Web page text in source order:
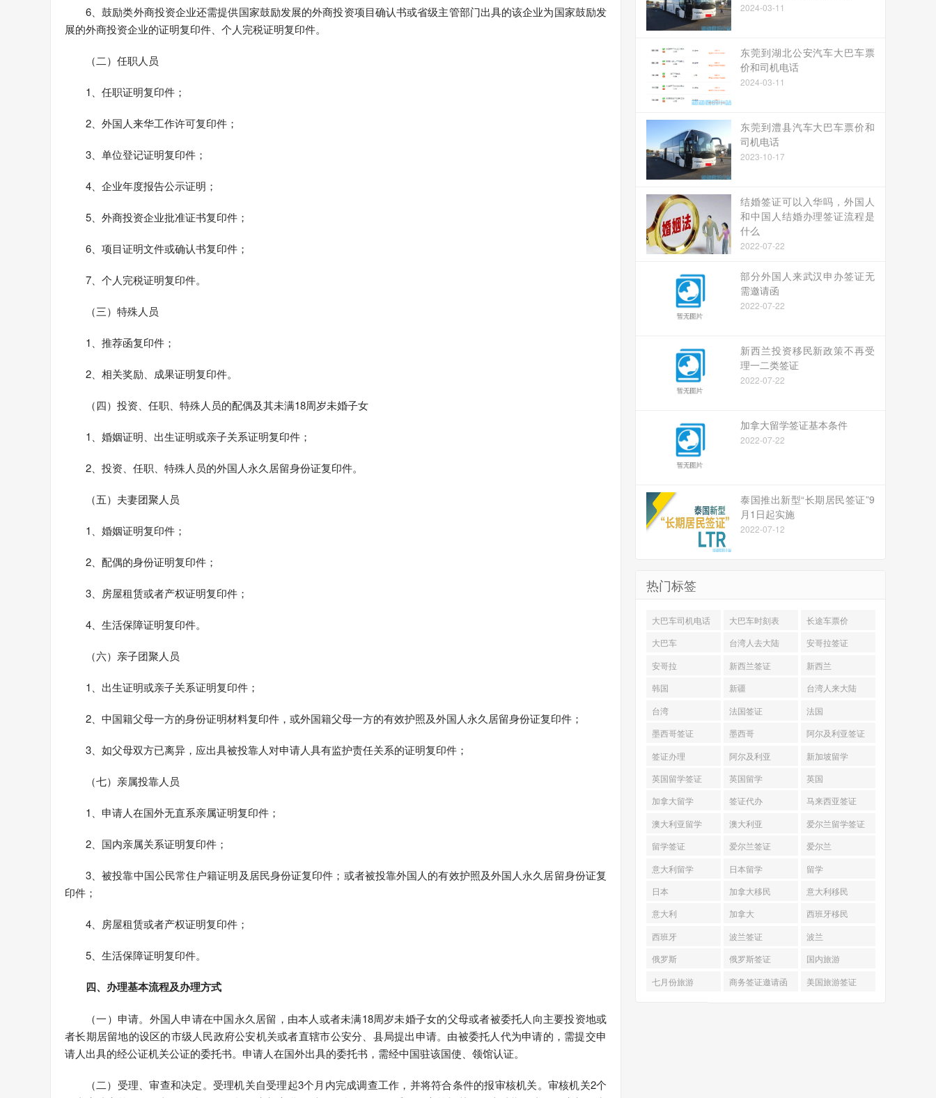
6、鼓励类外商投资企业还需提供国家鼓励发展的外商投资项目确认书或省级主管部门出具的该企业为国家鼓励发
展的外商投资企业的证明复印件、个人完税证明复印件。
（二）任职人员
1、任职证明复印件；
2、外国人来华工作许可复印件；
3、单位登记证明复印件；
4、企业年度报告公示证明；
5、外商投资企业批准证书复印件；
6、项目证明文件或确认书复印件；
7、个人完税证明复印件。
（三）特殊人员
1、推荐函复印件；
2、相关奖励、成果证明复印件。
（四）投资、任职、特殊人员的配偶及其未满18周岁未婚子女
1、婚姻证明、出生证明或亲子关系证明复印件；
2、投资、任职、特殊人员的外国人永久居留身份证复印件。
（五）夫妻团聚人员
1、婚姻证明复印件；
2、配偶的身份证明复印件；
3、房屋租赁或者产权证明复印件；
4、生活保障证明复印件。
（六）亲子团聚人员
1、出生证明或亲子关系证明复印件；
2、中国籍父母一方的身份证明材料复印件，或外国籍父母一方的有效护照及外国人永久居留身份证复印件；
3、如父母双方已离异，应出具被投靠人对申请人具有监护责任关系的证明复印件；
（七）亲属投靠人员
1、申请人在国外无直系亲属证明复印件；
2、国内亲属关系证明复印件；
3、被投靠中国公民常住户籍证明及居民身份证复印件；或者被投靠外国人的有效护照及外国人永久居留身份证复
印件；
4、房屋租赁或者产权证明复印件；
5、生活保障证明复印件。
四、办理基本流程及办理方式
（一）申请。外国人申请在中国永久居留，由本人或者未满18周岁未婚子女的父母或者被委托人向主要投资地或
者长期居留地的设区的市级人民政府公安机关或者直辖市公安分、县局提出申请。由被委托人代为申请的，需提交申
请人出具的经公证机关公证的委托书。申请人在国外出具的委托书，需经中国驻该国使、领馆认证。
（二）受理、审查和决定。受理机关自受理起3个月内完成调查工作，并将符合条件的报审核机关。审核机关2个
2024-03-11
东莞到湖北公安汽车大巴车票
价和司机电话
2024-03-11
东莞到澧县汽车大巴车票价和
司机电话
2023-10-17
结婚签证可以入华吗，外国人
和中国人结婚办理签证流程是
什么
2022-07-22
部分外国人来武汉申办签证无
需邀请函
2022-07-22
新西兰投资移民新政策不再受
理一二类签证
2022-07-22
加拿大留学签证基本条件
2022-07-22
泰国推出新型“长期居民签证”9
月1日起实施
2022-07-12
热门标签
大巴车司机电话 大巴车时刻表
长途车票价
大巴车
台湾人去大陆
安哥拉签证
安哥拉
新西兰签证
新西兰
韩国
新疆
台湾人来大陆
台湾
法国签证
法国
墨西哥签证
墨西哥
阿尔及利亚签证
签证办理
阿尔及利亚
新加坡留学
英国留学签证
英国留学
英国
加拿大留学
签证代办
马来西亚签证
澳大利亚留学
澳大利亚
爱尔兰留学签证
留学签证
爱尔兰签证
爱尔兰
意大利留学
日本留学
留学
日本
加拿大移民
意大利移民
意大利
加拿大
西班牙移民
西班牙
波兰签证
波兰
俄罗斯
俄罗斯签证
国内旅游
七月份旅游
商务签证邀请函 美国旅游签证